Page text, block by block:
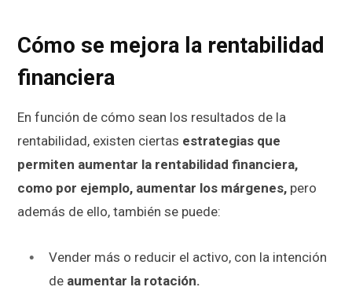
Cómo se mejora la rentabilidad
financiera
En función de cómo sean los resultados de la
rentabilidad, existen ciertas estrategias que
permiten aumentar la rentabilidad financiera,
como por ejemplo, aumentar los márgenes, pero
además de ello, también se puede:
Vender más o reducir el activo, con la intención
de aumentar la rotación.